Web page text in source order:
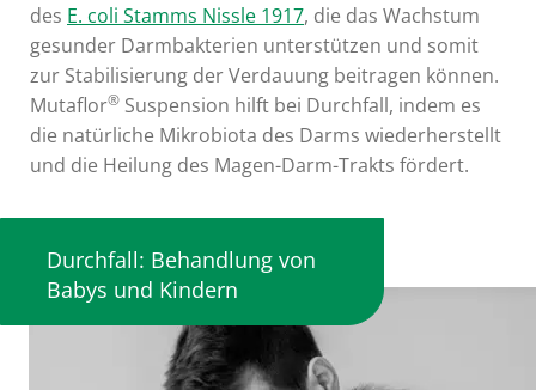
des E. coli Stamms Nissle 1917, die das Wachstum
gesunder Darmbakterien unterstützen und somit
zur Stabilisierung der Verdauung beitragen können.
Mutaflor® Suspension hilft bei Durchfall, indem es
die natürliche Mikrobiota des Darms wiederherstellt
und die Heilung des Magen-Darm-Trakts fördert.
Durchfall: Behandlung von
Babys und Kindern